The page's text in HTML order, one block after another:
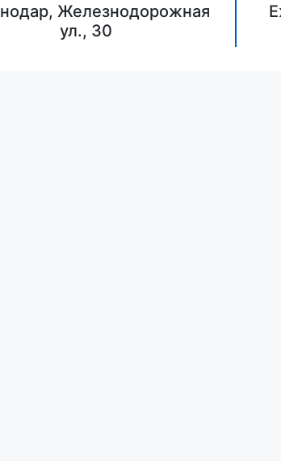
Железнодорожная
ул., 30